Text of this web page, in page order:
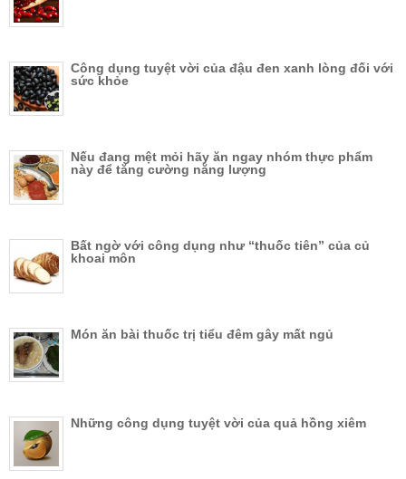
Công dụng tuyệt vời của đậu đen xanh lòng đối với
sức khỏe
Nếu đang mệt mỏi hãy ăn ngay nhóm thực phẩm
này để tăng cường năng lượng
Bất ngờ với công dụng như “thuốc tiên” của củ
khoai môn
Món ăn bài thuốc trị tiểu đêm gây mất ngủ
Những công dụng tuyệt vời của quả hồng xiêm